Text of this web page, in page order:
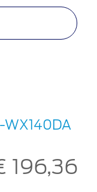
WX140DA
196,36